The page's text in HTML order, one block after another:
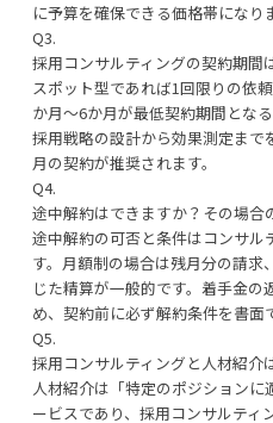
に予算を確保できる価格帯になり
Q3.
採用コンサルティングの契約期間
スポット型であれば1回限りの依
か月〜6か月が最低契約期間とな
採用戦略の設計から効果測定ま
月の契約が推奨されます。
Q4.
途中解約はできますか？その場合
途中解約の可否と条件はコンサル
す。月額制の場合は残月分の請
じた精算が一般的です。着手金
め、契約前に必ず解約条件を書面
Q5.
採用コンサルティングと人材紹介
人材紹介は「特定のポジション
ービスであり、採用コンサルティ